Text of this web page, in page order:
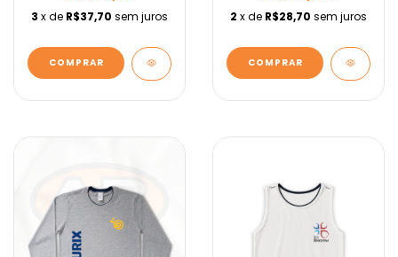
3 x de R$37,70 sem juros
COMPRAR
2 x de R$28,70 sem juros
COMPRAR